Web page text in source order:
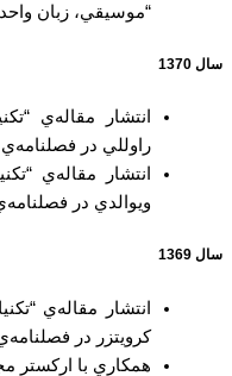
“موسيقي، زبان
سال 1370
انتشار مقاله‌ي
راوللي در
انتشار مقاله‌ي
ويوالدي در
سال 1369
انتشار مقاله‌ي
كرويتزر در
همكاري با اركستر